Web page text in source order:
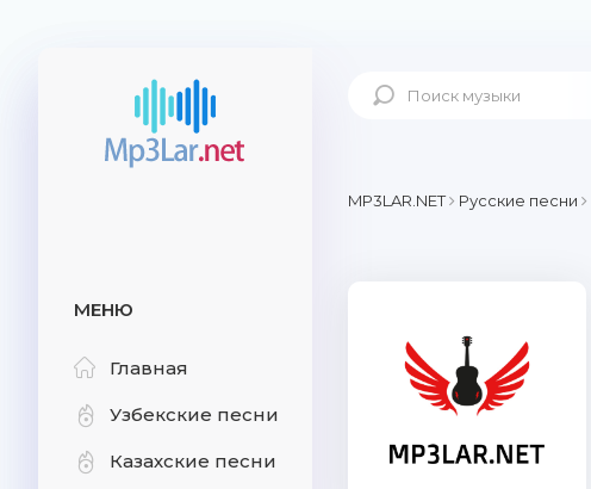
МЕНЮ
Главная
Узбекские песни
Казахские песни
MP3LAR.NET Русские песни